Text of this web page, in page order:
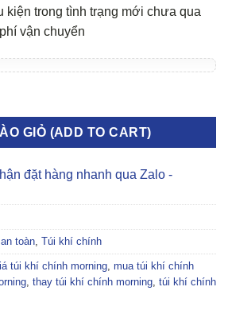
kiện trong tình trạng mới chưa qua
vận chuyển
số lượng
GIỎ (ADD TO CART)
đặt hàng nhanh qua Zalo -
toàn, Túi khí chính
túi khí chính morning, mua túi khí chính
, thay túi khí chính morning, túi khí chính